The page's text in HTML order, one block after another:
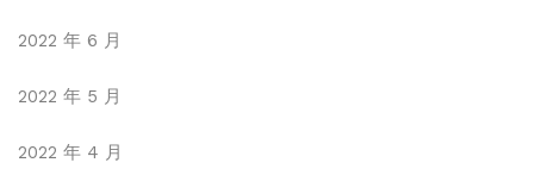
2022 年 6 月
2022 年 5 月
2022 年 4 月